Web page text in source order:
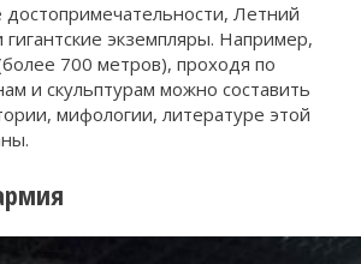
достопримечательности, Летний
экземпляры. Например,
700 метров), проходя по
и скульптурам можно составить
мифологии, литературе этой